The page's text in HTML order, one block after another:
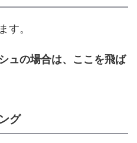
す。
ュの場合は、ここを飛ば
グ